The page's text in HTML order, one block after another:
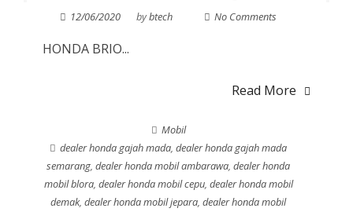
12/06/2020 bybtech No Comments
HONDA BRIO...
Read More
Mobil
dealer honda gajah mada,dealer honda gajah mada
semarang,dealer honda mobil ambarawa,dealer honda
mobil blora, dealer honda mobil cepu, dealer honda mobil
demak,dealer honda mobil jepara,dealer honda mobil